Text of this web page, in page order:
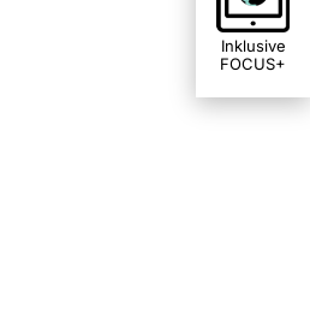
Inklusive
FOCUS+